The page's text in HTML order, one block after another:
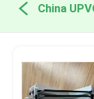
China